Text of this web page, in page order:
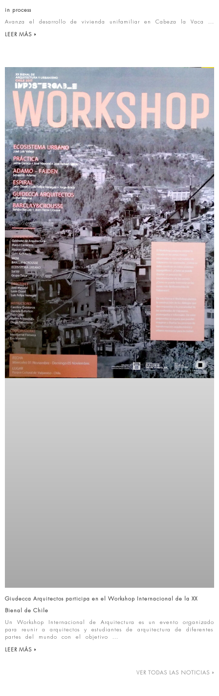
in process
Avanza el desarrollo de vivienda unifamiliar en Cabeza la Vaca
LEER MÁS »
Giudecca Arquitectos participa en el Workshop Internacional de la XX
Bienal de Chile
Un Workshop Internacional de Arquitectura es un evento organizado
para reunir a arquitectos y estudiantes de arquitectura de diferentes
partes del mundo con el objetivo
LEER MÁS »
VER TODAS LAS NOTICIAS »